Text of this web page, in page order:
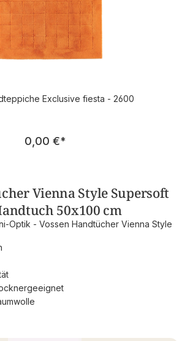
Exclusive fiesta - 2600
Regulärer Preis:
0,00 €*
Vienna Style Supersoft
50x100 cm
Optik - Vossen Handtücher Vienna Style